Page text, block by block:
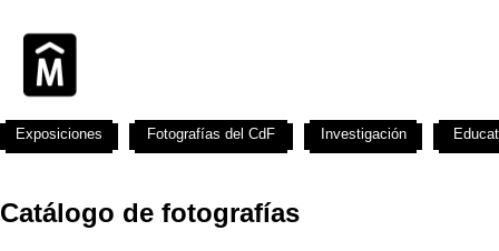
Catálogo de fotografías
Exposiciones Fotografías del CdF Investigación